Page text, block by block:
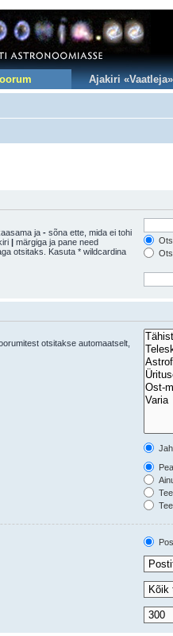
Ajakiri «Vaatleja»
ja - sõna ette, mida ei tohi
| märgiga ja pane need
otsitakse automaatselt,
Jah